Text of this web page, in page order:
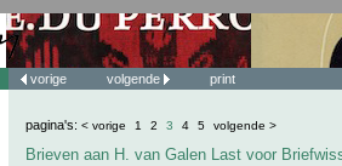
vorige volgende print
pagina's: < vorige 1 2 3 4 5 volgende >
Brieven aan H. van Galen Last voor